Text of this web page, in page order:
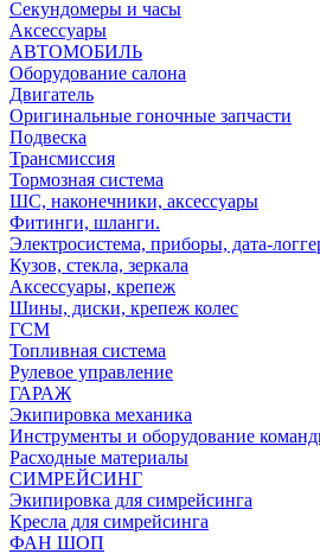
Секундомеры и часы
Аксессуары
АВТОМОБИЛЬ
Оборудование салона
Двигатель
Оригинальные гоночные запчасти
Подвеска
Трансмиссия
Тормозная система
ШС, наконечники, аксессуары
Фитинги, шланги.
Электросистема, приборы, дата-
Кузов, стекла, зеркала
Аксессуары, крепеж
Шины, диски, крепеж колес
ГСМ
Топливная система
Рулевое управление
ГАРАЖ
Экипировка механика
Инструменты и оборудование
Расходные материалы
СИМРЕЙСИНГ
Экипировка для симрейсинга
Кресла для симрейсинга
ФАН ШОП